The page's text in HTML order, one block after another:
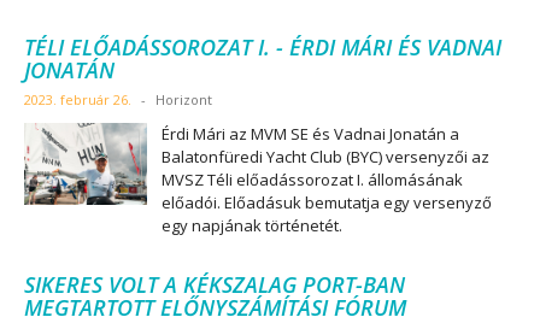
TÉLI ELŐADÁSSOROZAT I. - ÉRDI MÁRI ÉS VADNAI
JONATÁN
2023. február 26. - Horizont
Érdi Mári az MVM SE és Vadnai Jonatán a
Balatonfüredi Yacht Club (BYC) versenyzői az
MVSZ Téli előadássorozat I. állomásának
előadói. Előadásuk bemutatja egy versenyző
egy napjának történetét.
SIKERES VOLT A KÉKSZALAG PORT-BAN
MEGTARTOTT ELŐNYSZÁMÍTÁSI FÓRUM